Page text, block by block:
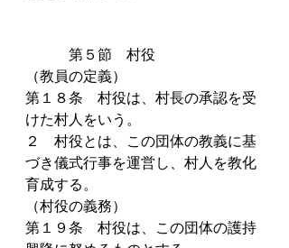
第５節　村役
（教員の定義）
第１８条　村役は、村長の承認を受
けた村人をいう。
２　村役とは、この団体の教義に基
づき儀式行事を運営し、村人を教化
育成する。
（村役の義務）
第１９条　村役は、この団体の護持